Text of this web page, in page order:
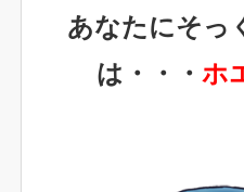
あなたにそっ
は・・・ ホ